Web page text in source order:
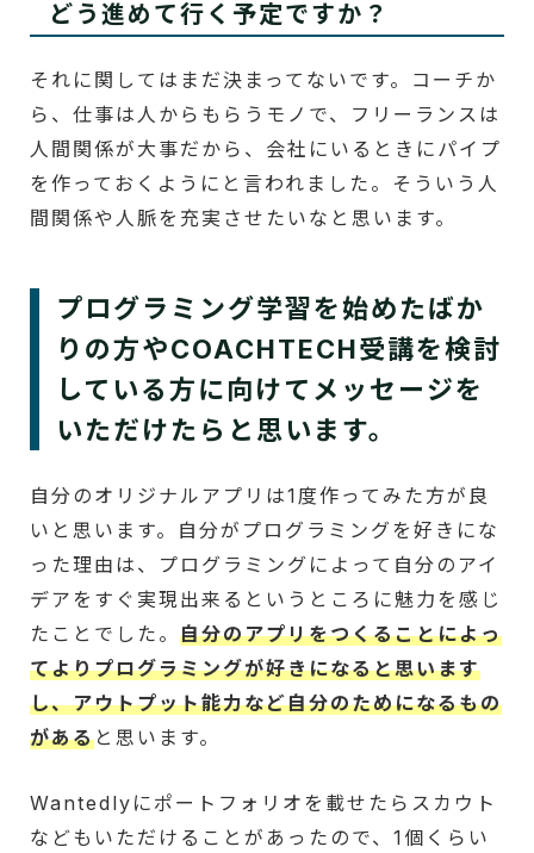
どう進めて行く予定ですか？
それに関してはまだ決まってないです。コーチか
ら、仕事は人からもらうモノで、フリーランスは
人間関係が大事だから、会社にいるときにパイプ
を作っておくようにと言われました。そういう人
間関係や人脈を充実させたいなと思います。
プログラミング学習を始めたばか
りの方やCOACHTECH受講を検討
している方に向けてメッセージを
いただけたらと思います。
自分のオリジナルアプリは1度作ってみた方が良
いと思います。自分がプログラミングを好きにな
った理由は、プログラミングによって自分のアイ
デアをすぐ実現出来るというところに魅力を感じ
たことでした。 自分のアプリをつくることによっ
てよりプログラミングが好きになると思います
し、アウトプット能力など自分のためになるもの
があると思います。
Wantedlyにポートフォリオを載せたらスカウト
などもいただけることがあったので、1個くらい